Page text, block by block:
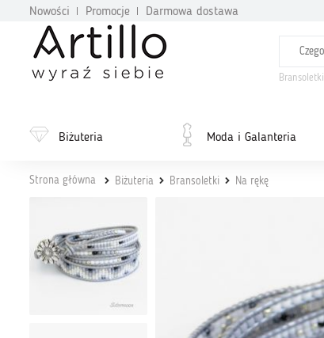
Nowości Promocje Darmowa dostawa
Bransoletki
Biżuteria Moda i Galanteria
Strona główna Biżuteria Bransoletki Na rękę